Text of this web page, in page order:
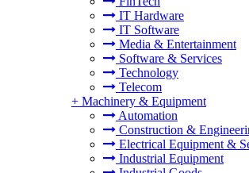
IT Hardware
IT Software
Media & Entertainment
Software & Services
Technology
Telecom
+ Machinery & Equipment
Automation
Construction &
Electrical Equipment &
Industrial Equipment